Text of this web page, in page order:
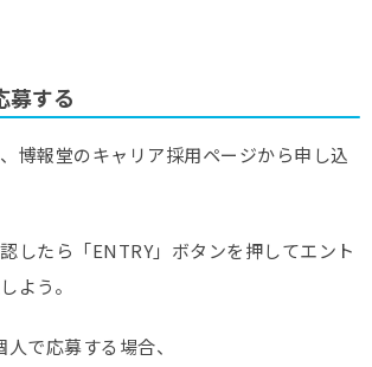
募する
博報堂のキャリア採用ページから申し込
したら「ENTRY」ボタンを押してエント
よう。
で応募する場合、